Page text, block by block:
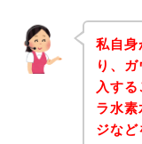
私自身
り、
入す
ラ水
ジなど